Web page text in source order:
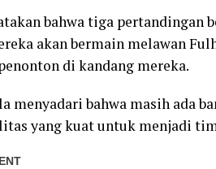
bahwa tiga
akan bermain melawan
di kandang mereka.
menyadari bahwa masih ada
yang kuat untuk menjadi